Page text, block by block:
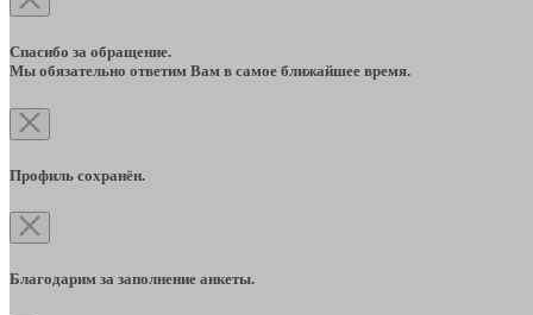
Спасибо за обращение.
Мы обязательно ответим Вам в самое ближайшее время.
Профиль сохранён.
Благодарим за заполнение анкеты.